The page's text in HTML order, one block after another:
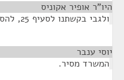
היו"ר אופיר אקוניס
ולגבי בקשתנו לסעיף 25, להסרתו?
יוסי ענבר
המשרד מסיר.